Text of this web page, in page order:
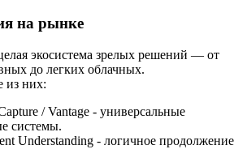
на рынке
экосистема зрелых решений — от
до легких облачных.
из них:
/ Vantage - универсальные
системы.
Understanding - логичное продолжение